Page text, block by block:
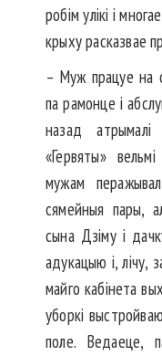
робім улікі і
крыху расказвае
– Муж працуе на
па рамонце і
назад
«Гервяты»
мужам
сямейныя пары,
сына Дзіму і
адукацыю і, лічу,
майго кабінета
уборкі
поле. Ведаеце,